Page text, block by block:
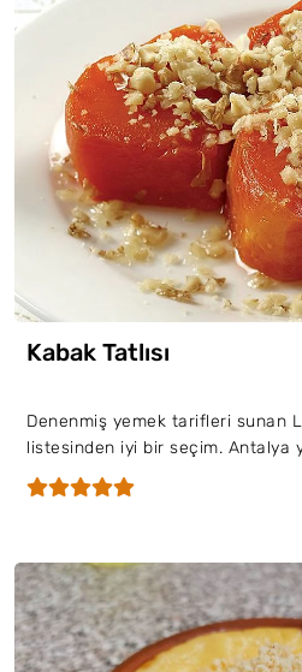
Kabak Tatlısı
Denenmiş yemek tarifleri sunan
listesinden iyi bir seçim. Antalya